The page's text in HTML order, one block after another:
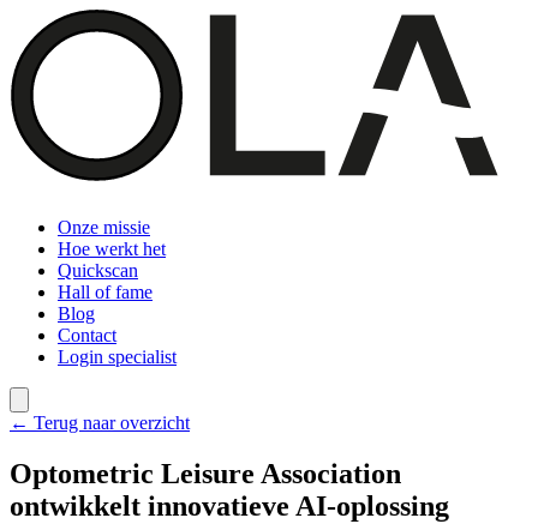
Onze missie
Hoe werkt het
Quickscan
Hall of fame
Blog
Contact
Login specialist
← Terug naar overzicht
Optometric Leisure Association
ontwikkelt innovatieve AI-oplossing